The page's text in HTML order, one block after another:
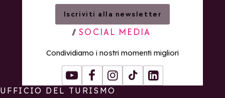
Iscriviti alla newsletter
SOCIAL MEDIA
Condividiamo i nostri momenti migliori
YoutubeFacebookInstagram
Tiktok LinkedIn
UFFICIO DEL TURISMO